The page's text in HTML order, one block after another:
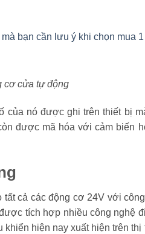
cơ cửa tự động
của nó được ghi trên thiết bị
được mã hóa với cảm biến
cả các động cơ 24V với
tích hợp nhiều công nghệ
hiện nay xuất hiện trên